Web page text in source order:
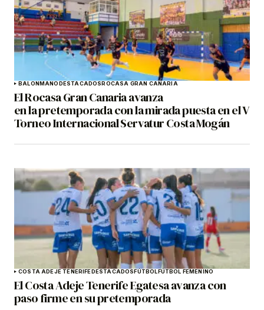
BALONMANODESTACADOSROCASA GRAN CANARIA
El Rocasa Gran Canaria avanza
en la pretemporada con la mirada puesta en el V
Torneo Internacional Servatur Costa Mogán
COSTA ADEJE TENERIFEDESTACADOSFÚTBOLFÚTBOL FEMENINO
El Costa Adeje Tenerife Egatesa avanza con
paso firme en su pretemporada